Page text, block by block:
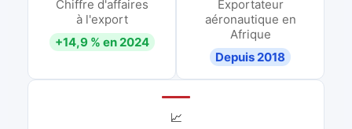
Chiffre d'affaires
à l'export
+14,9 % en 2024
Exportateur
aéronautique en
Afrique
Depuis 2018
📈